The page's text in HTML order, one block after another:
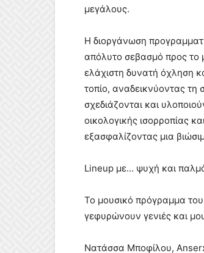
μεγάλους.
Η διοργάνωση
απόλυτο σεβασμό προς το
ελάχιστη δυνατή όχληση
τοπίο, αναδεικνύοντας τη
σχεδιάζονται και
οικολογικής ισορροπίας
εξασφαλίζοντας μια
Lineup με… ψυχή και
Το μουσικό πρόγραμμα
γεφυρώνουν γενιές και
Νατάσσα Μποφίλου,